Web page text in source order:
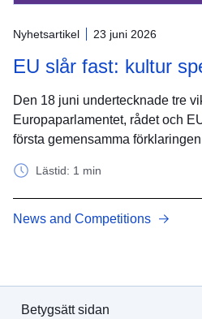
Nyhetsartikel 23 juni 2026
EU slår fast: kultur
Den 18 juni undertecknade tre
Europaparlamentet, rådet och
första gemensamma
Lästid: 1 min
News and Competitions
Betygsätt sidan